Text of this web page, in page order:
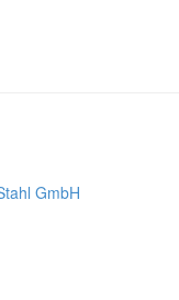
GmbH